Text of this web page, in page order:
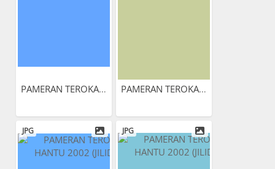
PAMERAN TEROKAI HANTU 2002... PAMERAN TEROKAI HANTU 2002...
JPG JPG